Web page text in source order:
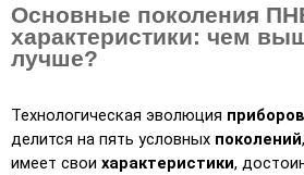
Основные поколения
характеристики: чем
лучше?
Технологическая эволюция
делится на пять условных поколений
имеет свои характеристики,